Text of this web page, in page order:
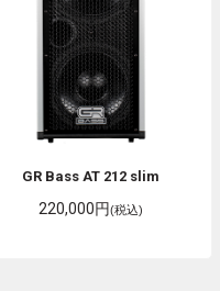
GR Bass AT 212 slim
220,000円(税込)